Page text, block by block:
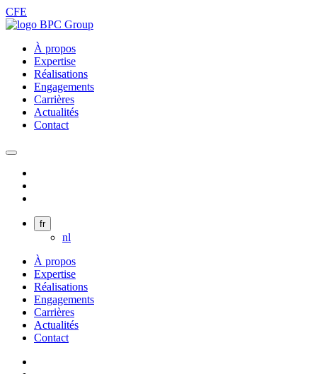
CFE
À propos
Expertise
Réalisations
Engagements
Carrières
Actualités
Contact
fr
nl
À propos
Expertise
Réalisations
Engagements
Carrières
Actualités
Contact